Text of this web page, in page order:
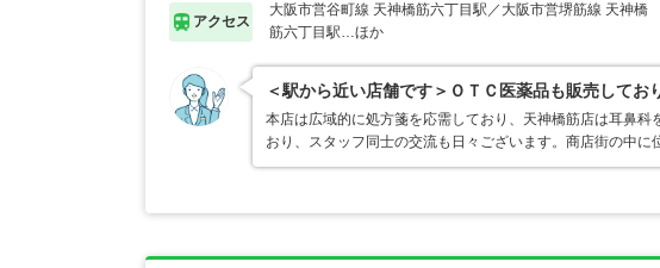
アクセス
大阪市営谷町線 天神橋筋六丁目駅／大阪市営堺筋線 天神橋
筋六丁目駅…ほか
＜駅から近い店舗です＞ＯＴＣ医薬品も販売してお
本店は広域的に処方箋を応需しており、天神橋筋店は耳鼻
おり、スタッフ同士の交流も日々ございます。商店街の中